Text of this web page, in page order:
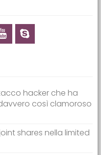
hacker che ha
così clamoroso
shares nella limited